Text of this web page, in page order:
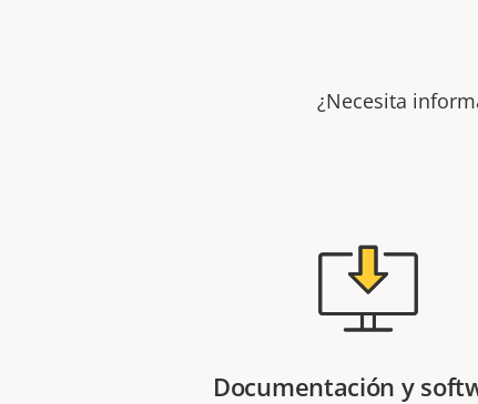
¿Necesita
Documentación y